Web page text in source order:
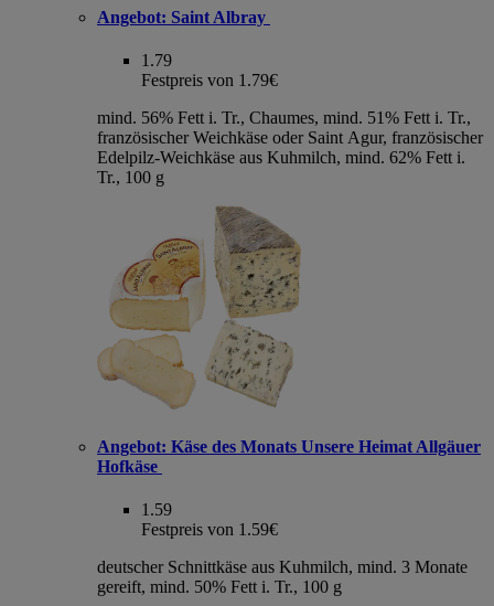
Angebot: Saint Albray
1.79
Festpreis von 1.79€
mind. 56% Fett i. Tr., Chaumes, mind. 51% Fett i. Tr.,
französischer Weichkäse oder Saint Agur, französischer
Edelpilz-Weichkäse aus Kuhmilch, mind. 62% Fett i.
Tr., 100 g
Angebot: Käse des Monats Unsere Heimat Allgäuer
Hofkäse
1.59
Festpreis von 1.59€
deutscher Schnittkäse aus Kuhmilch, mind. 3 Monate
gereift, mind. 50% Fett i. Tr., 100 g